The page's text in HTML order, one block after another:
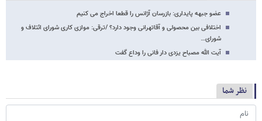
عضو جبهه پایداری: بازرسان آژانس را قطعا اخراج می کنیم
اختلافی بین محصولی و آقاتهرانی وجود دارد؟ /ترقی: موازی کاری شورای ائتلاف و
شورای…
آیت الله مصباح یزدی دار فانی را وداع گفت
نظر شما